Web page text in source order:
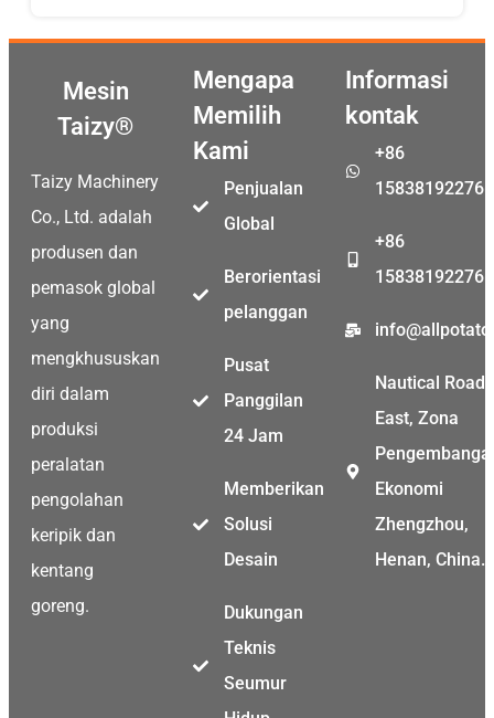
Mesin
Taizy®
Taizy Machinery
Co., Ltd. adalah
produsen dan
pemasok global
yang
mengkhususkan
diri dalam
produksi
peralatan
pengolahan
keripik dan
kentang
goreng.
Mengapa
Memilih
Kami
Penjualan
Global
Berorientasi
pelanggan
Pusat
Panggilan
24 Jam
Memberikan
Solusi
Desain
Dukungan
Teknis
Seumur
Informasi
kontak
+86
15838192276
+86
15838192276
Nautical Road
East, Zona
Ekonomi
Zhengzhou,
Henan, China.
German
Greek
Thai
Korean
Japanese
Swahili
Malayalam